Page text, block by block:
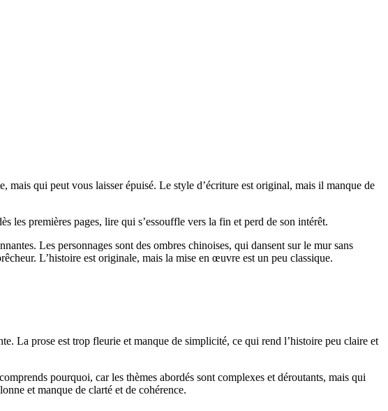
qui peut vous laisser épuisé. Le style d’écriture est original, mais il manque de
les premières pages, lire qui s’essouffle vers la fin et perd de son intérêt.
Les personnages sont des ombres chinoises, qui dansent sur le mur sans
L’histoire est originale, mais la mise en œuvre est un peu classique.
La prose est trop fleurie et manque de simplicité, ce qui rend l’histoire peu claire et
pourquoi, car les thèmes abordés sont complexes et déroutants, mais qui
et manque de clarté et de cohérence.